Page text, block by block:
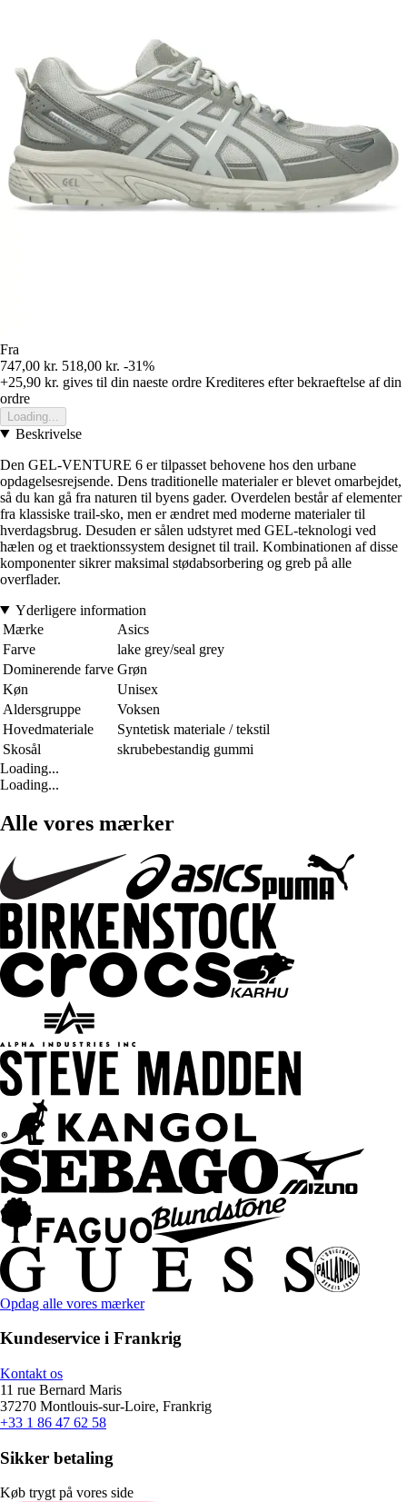
Fra
747,00 kr. 518,00 kr. -31%
+25,90 kr. gives til din naeste ordre Krediteres efter bekraeftelse af din
ordre
Loading...
Beskrivelse
Den GEL-VENTURE 6 er tilpasset behovene hos den urbane
opdagelsesrejsende. Dens traditionelle materialer er blevet omarbejdet,
så du kan gå fra naturen til byens gader. Overdelen består af elementer
fra klassiske trail-sko, men er ændret med moderne materialer til
hverdagsbrug. Desuden er sålen udstyret med GEL-teknologi ved
hælen og et traektionssystem designet til trail. Kombinationen af disse
komponenter sikrer maksimal stødabsorbering og greb på alle
overflader.
Yderligere information
Mærke
Asics
Farve
lake grey/seal grey
Dominerende farve Grøn
Køn
Unisex
Aldersgruppe
Voksen
Hovedmateriale
Syntetisk materiale / tekstil
Skosål
skrubebestandig gummi
Loading...
Loading...
Alle vores mærker
Opdag alle vores mærker
Kundeservice i Frankrig
Kontakt os
11 rue Bernard Maris
37270 Montlouis-sur-Loire, Frankrig
+33 1 86 47 62 58
Sikker betaling
Køb trygt på vores side